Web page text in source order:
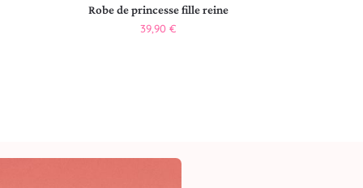
Robe de princesse fille reine
39,90 €